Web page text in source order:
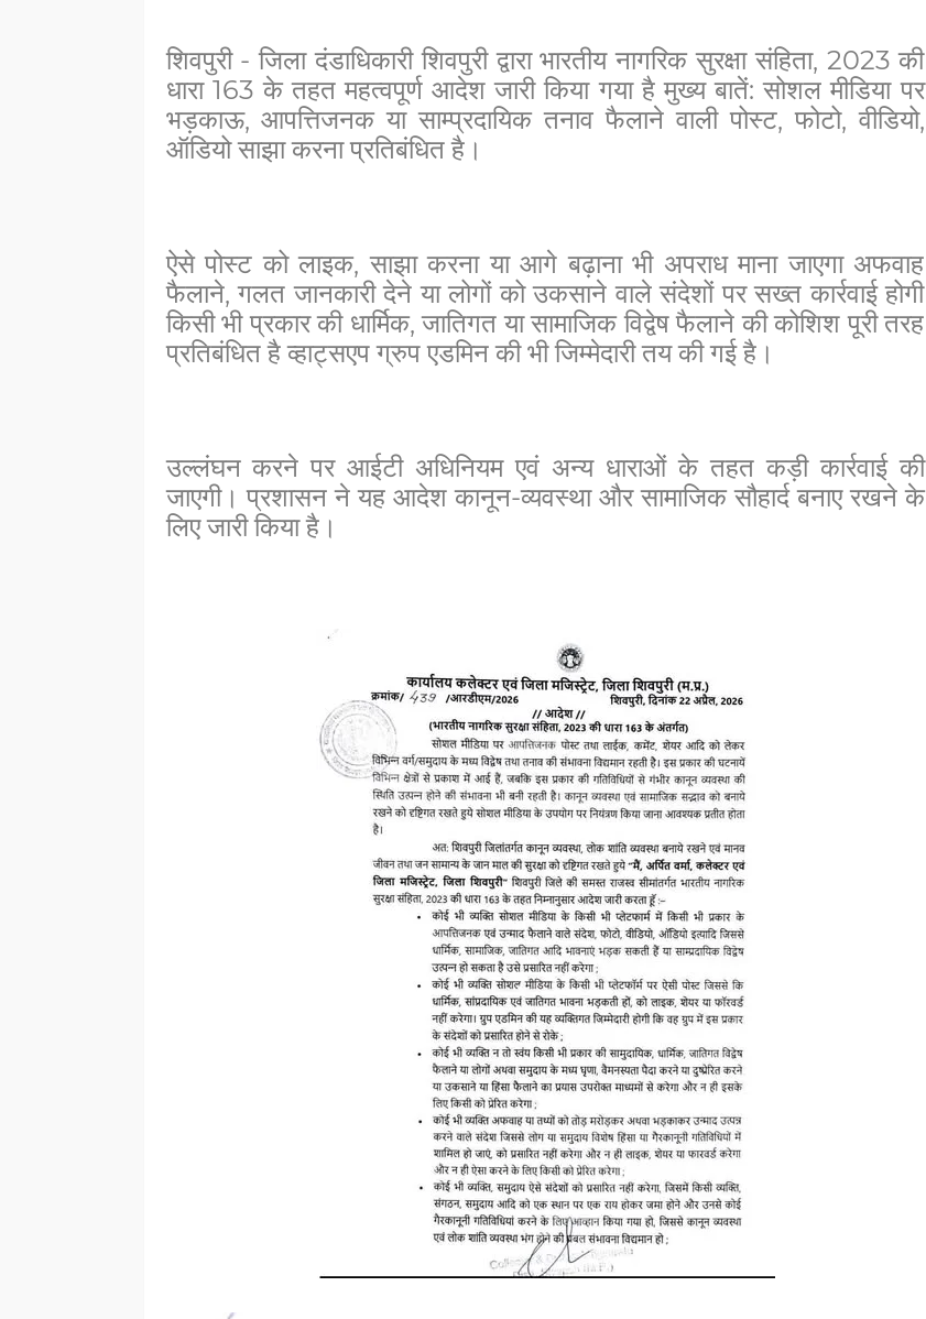
शिवपुरी - जिला दंडाधिकारी शिवपुरी द्वारा भारतीय नागरिक सुरक्षा संहिता, 2023 की
धारा 163 के तहत महत्वपूर्ण आदेश जारी किया गया है मुख्य बातें: सोशल मीडिया पर
भड़काऊ, आपत्तिजनक या साम्प्रदायिक तनाव फैलाने वाली पोस्ट, फोटो, वीडियो,
ऑडियो साझा करना प्रतिबंधित है।
ऐसे पोस्ट को लाइक, साझा करना या आगे बढ़ाना भी अपराध माना जाएगा अफवाह
फैलाने, गलत जानकारी देने या लोगों को उकसाने वाले संदेशों पर सख्त कार्रवाई होगी
किसी भी प्रकार की धार्मिक, जातिगत या सामाजिक विद्वेष फैलाने की कोशिश पूरी तरह
प्रतिबंधित है व्हाट्सएप ग्रुप एडमिन की भी जिम्मेदारी तय की गई है।
उल्लंघन करने पर आईटी अधिनियम एवं अन्य धाराओं के तहत कड़ी कार्रवाई की
जाएगी। प्रशासन ने यह आदेश कानून-व्यवस्था और सामाजिक सौहार्द बनाए रखने के
लिए जारी किया है।